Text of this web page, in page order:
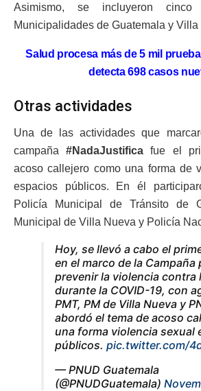
Asimismo, se incluyeron
Municipalidades de Guatemala y Villa
Salud procesa más de 5 mil
detecta 698 casos
Otras actividades
Una de las actividades que
campaña#NadaJustifica fue el
acoso callejero como una forma de
espacios públicos. En él
Policía Municipal de Tránsito de
Municipal de Villa Nueva y Policía
Hoy, se llevó a cabo el
en el marco de la Campaña
prevenir la violencia contra
durante la COVID-19, con
PMT, PM de Villa Nueva y
abordó el tema de acoso
una forma violencia sexual
públicos. pic.twitter.com/
— PNUD Guatemala
(@PNUDGuatemala)